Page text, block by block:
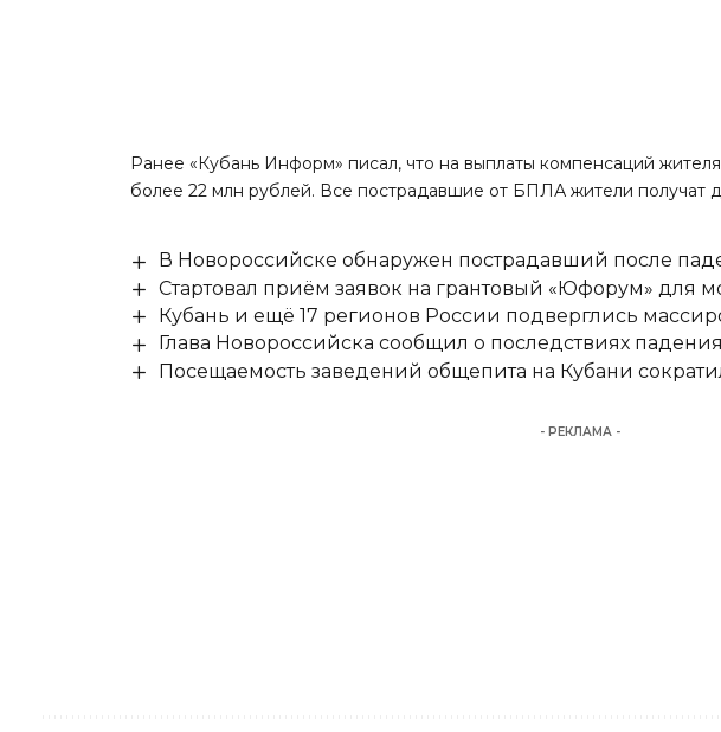
Ранее «Кубань Информ» писал, что на выплаты компенсаций
более 22 млн рублей. Все пострадавшие от БПЛА жители получат
В Новороссийске обнаружен пострадавший после
Стартовал приём заявок на грантовый «Юфорум» для
Кубань и ещё 17 регионов России подверглись
Глава Новороссийска сообщил о последствиях
Посещаемость заведений общепита на Кубани
- РЕКЛАМА -